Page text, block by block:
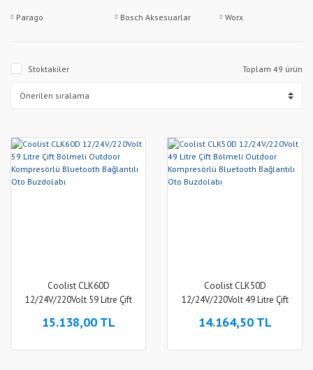
Parago Bosch Aksesuarlar Worx
Stoktakiler Toplam 49 ürün
Coolist CLK60D
12/24V/220Volt 59 Litre Çift
Bluetooth Bağlantılı Oto
15.138,00 TL
Coolist CLK50D
12/24V/220Volt 49 Litre Çift
Bluetooth Bağlantılı Oto
14.164,50 TL